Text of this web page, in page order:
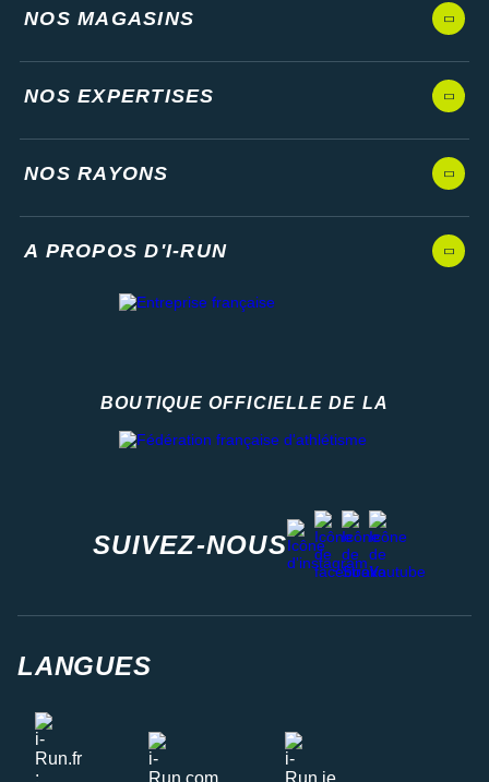
NOS MAGASINS
NOS EXPERTISES
NOS RAYONS
A PROPOS D'I-RUN
BOUTIQUE OFFICIELLE DE LA
SUIVEZ-NOUS
instagram
facebook
stravayoutube
LANGUES